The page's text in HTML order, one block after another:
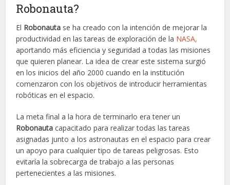
Robonauta?
El Robonauta se ha creado con la intención de mejorar la
productividad en las tareas de exploración de la NASA,
aportando más eficiencia y seguridad a todas las misiones
que quieren planear. La idea de crear este sistema surgió
en los inicios del año 2000 cuando en la institución
comenzaron con los objetivos de introducir herramientas
robóticas en el espacio.
La meta final a la hora de terminarlo era tener un
Robonauta capacitado para realizar todas las tareas
asignadas junto a los astronautas en el espacio para crear
un apoyo para cualquier tipo de tareas peligrosas. Esto
evitaría la sobrecarga de trabajo a las personas
pertenecientes a las misiones.